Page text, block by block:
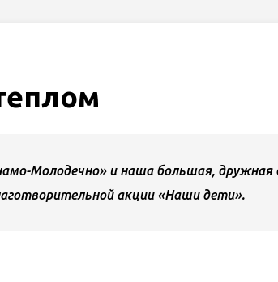
Молодечно» и наша большая, дружная
акции «Наши дети».